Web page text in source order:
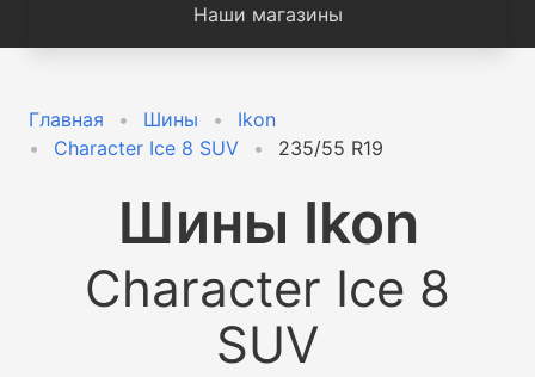
Наши магазины
Главная Шины
Ikon
Character Ice 8 SUV
235/55 R19
Шины Ikon
Character Ice 8
SUV